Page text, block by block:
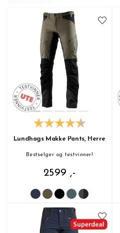
Lundhags Makke Pants, Herre
Bestselger og testvinner!
2599 ,-